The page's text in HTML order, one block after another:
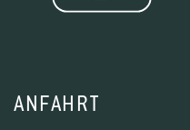
ANFAHRT